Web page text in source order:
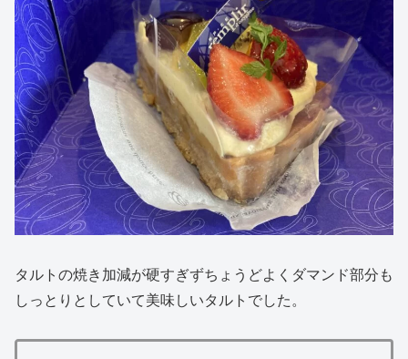
タルトの焼き加減が硬すぎずちょうどよくダマンド部分も
しっとりとしていて美味しいタルトでした。